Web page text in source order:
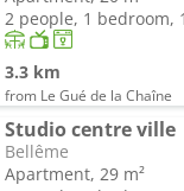
2 people, 1 bedroom,
3.3 km
from Le Gué de la Chaîne
Studio centre ville
Bellême
Apartment, 29 m²